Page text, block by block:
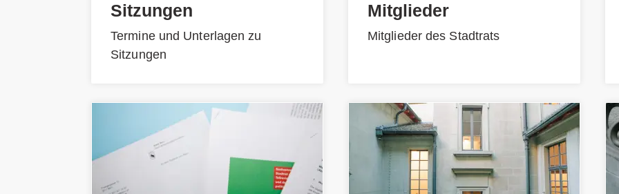
Sitzungen
Termine und Unterlagen zu
Sitzungen
Mitglieder
Mitglieder des Stadtrats